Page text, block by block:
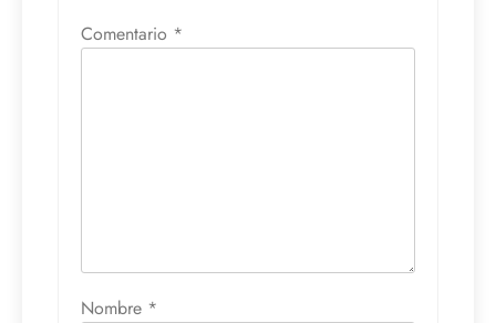
Comentario *
Nombre *